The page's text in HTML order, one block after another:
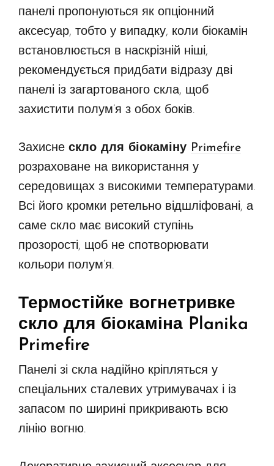
панелі пропонуються як опціонний
аксесуар, тобто у випадку, коли біокамін
встановлюється в наскрізній ніші,
рекомендується придбати відразу дві
панелі із загартованого скла, щоб
захистити полум’я з обох боків.
Захисне скло для біокаміну Primefire
розраховане на використання у
середовищах з високими температурами.
Всі його кромки ретельно відшліфовані, а
саме скло має високий ступінь
прозорості, щоб не спотворювати
кольори полум’я.
Термостійке вогнетривке
скло для біокаміна Planika
Primefire
Панелі зі скла надійно кріпляться у
спеціальних сталевих утримувачах і із
запасом по ширині прикривають всю
лінію вогню.